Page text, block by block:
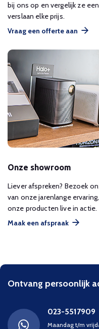
bij ons op en vergelijk ze
verslaan elke prijs.
Vraag een offerte aan
Onze showroom
Liever afspreken? Bezoek
van onze jarenlange
onze producten live in actie.
Maak een afspraak
Ontvang persoonlijk
023-5517909
Maandag t/m